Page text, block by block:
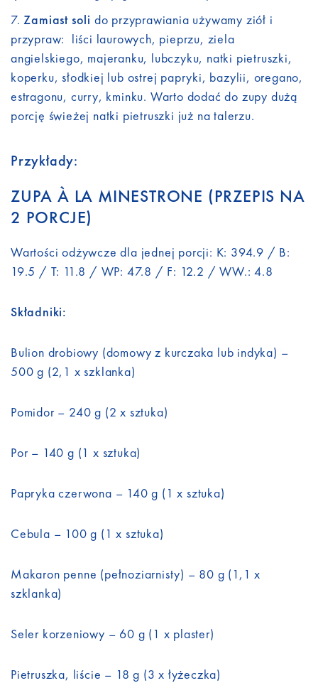
Zamiast soli do przyprawiania używamy ziół i
przypraw: liści laurowych, pieprzu, ziela
angielskiego, majeranku, lubczyku, natki pietruszki,
koperku, słodkiej lub ostrej papryki, bazylii, oregano,
estragonu, curry, kminku. Warto dodać do zupy dużą
porcję świeżej natki pietruszki już na talerzu.
Przykłady:
ZUPA À LA MINESTRONE (PRZEPIS NA
2 PORCJE)
Wartości odżywcze dla jednej porcji: K: 394.9 / B:
19.5 / T: 11.8 / WP: 47.8 / F: 12.2 / WW.: 4.8
Składniki:
Bulion drobiowy (domowy z kurczaka lub indyka) –
500 g (2,1 x szklanka)
Pomidor – 240 g (2 x sztuka)
Por – 140 g (1 x sztuka)
Papryka czerwona – 140 g (1 x sztuka)
Cebula – 100 g (1 x sztuka)
Makaron penne (pełnoziarnisty) – 80 g (1,1 x
szklanka)
Seler korzeniowy – 60 g (1 x plaster)
Pietruszka, liście – 18 g (3 x łyżeczka)